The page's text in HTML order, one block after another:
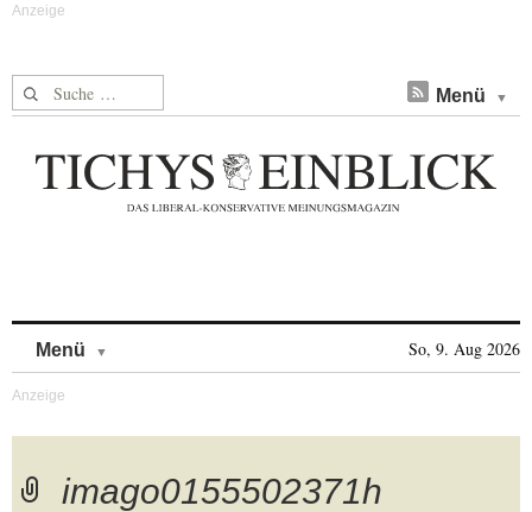
Suche nach: Menü
Menü So, 9. Aug 2026
imago0155502371h